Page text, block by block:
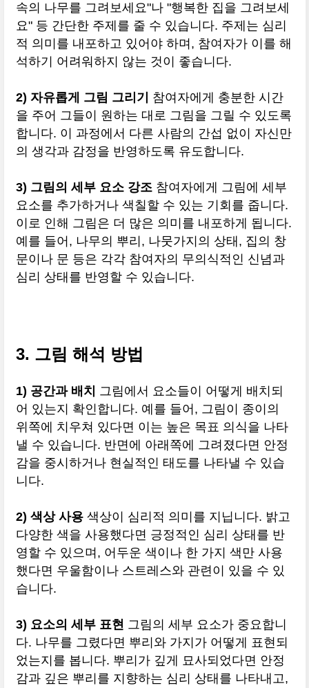
속의 나무를 그려보세요"나 "행복한 집을 그려보세
요" 등 간단한 주제를 줄 수 있습니다. 주제는 심리
적 의미를 내포하고 있어야 하며, 참여자가 이를 해
석하기 어려워하지 않는 것이 좋습니다.
2) 자유롭게 그림 그리기
참여자에게 충분한 시간
을 주어 그들이 원하는 대로 그림을 그릴 수 있도록
합니다. 이 과정에서 다른 사람의 간섭 없이 자신만
의 생각과 감정을 반영하도록 유도합니다.
3) 그림의 세부 요소 강조참여자에게 그림에 세부
요소를 추가하거나 색칠할 수 있는 기회를 줍니다.
이로 인해 그림은 더 많은 의미를 내포하게 됩니다.
예를 들어, 나무의 뿌리, 나뭇가지의 상태, 집의 창
문이나 문 등은 각각 참여자의 무의식적인 신념과
심리 상태를 반영할 수 있습니다.
3. 그림 해석 방법
1) 공간과 배치 그림에서 요소들이 어떻게 배치되
어 있는지 확인합니다. 예를 들어, 그림이 종이의
위쪽에 치우쳐 있다면 이는 높은 목표 의식을 나타
낼 수 있습니다. 반면에 아래쪽에 그려졌다면 안정
감을 중시하거나 현실적인 태도를 나타낼 수 있습
니다.
2) 색상 사용색상이 심리적 의미를 지닙니다. 밝고
다양한 색을 사용했다면 긍정적인 심리 상태를 반
영할 수 있으며, 어두운 색이나 한 가지 색만 사용
했다면 우울함이나 스트레스와 관련이 있을 수 있
습니다.
3) 요소의 세부 표현 그림의 세부 요소가 중요합니
다. 나무를 그렸다면 뿌리와 가지가 어떻게 표현되
었는지를 봅니다. 뿌리가 깊게 묘사되었다면 안정
감과 깊은 뿌리를 지향하는 심리 상태를 나타내고,